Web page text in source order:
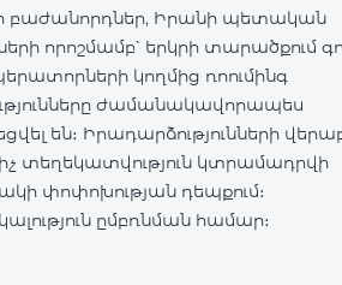
բաժանորդներ, Իրանի պետական
որոշմամբ՝ երկրի տարածքում
կողմից ռոումինգ
ժամանակավորապես
են։ Իրադարձությունների
տեղեկատվություն կտրամադրվի
փոփոխության դեպքում։
ըմբռնման համար։